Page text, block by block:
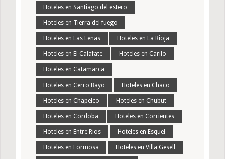
Hoteles en Santiago del estero
Hoteles en Tierra del fuego
Hoteles en Las Leñas Hoteles en La Rioja
Hoteles en El Calafate Hoteles en Carilo
Hoteles en Catamarca
Hoteles en Cerro Bayo Hoteles en Chaco
Hoteles en Chapelco Hoteles en Chubut
Hoteles en Cordoba Hoteles en Corrientes
Hoteles en Entre Rios Hoteles en Esquel
Hoteles en Formosa Hoteles en Villa Gesell